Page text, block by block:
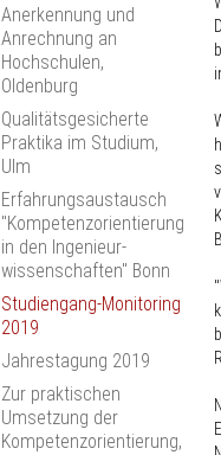
Anerkennung und
Anrechnung an
Hochschulen,
Oldenburg
Qualitätsgesicherte
Praktika im Studium,
Ulm
Erfahrungsaustausch
"Kompetenzorientierung
in den Ingenieur­
wissenschaften" Bonn
Studiengang-Monitoring
2019
Jahrestagung 2019
Zur praktischen
Umsetzung der
Kompetenzorientierung,